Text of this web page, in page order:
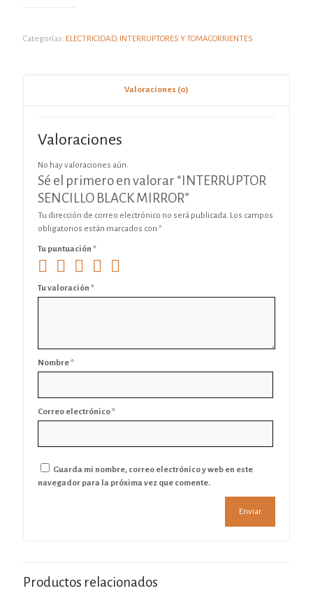
Categorías: ELECTRICIDAD, INTERRUPTORES Y TOMACORRIENTES
Valoraciones (0)
Valoraciones
No hay valoraciones aún.
Sé el primero en valorar “INTERRUPTOR
SENCILLO BLACK MIRROR”
Tu dirección de correo electrónico no será publicada. Los campos
obligatorios están marcados con *
Tu puntuación *
Tu valoración *
Nombre*
Correo electrónico*
Guarda mi nombre, correo electrónico y web en este
navegador para la próxima vez que comente.
Productos relacionados